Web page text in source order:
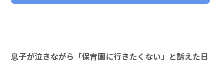
息子が泣きながら「保育園に行きたくない」と訴えた日